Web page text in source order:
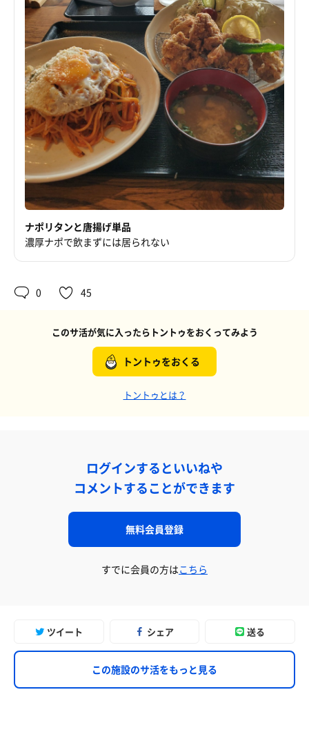
ナポリタンと唐揚げ単品
濃厚ナポで飲まずには居られない
0 45
このサ活が気に入ったらトントゥをおくってみよう
トントゥをおくる
トントゥとは？
ログインするといいねや
コメントすることができます
無料会員登録
すでに会員の方はこちら
ツイート シェア 送る
この施設のサ活をもっと見る